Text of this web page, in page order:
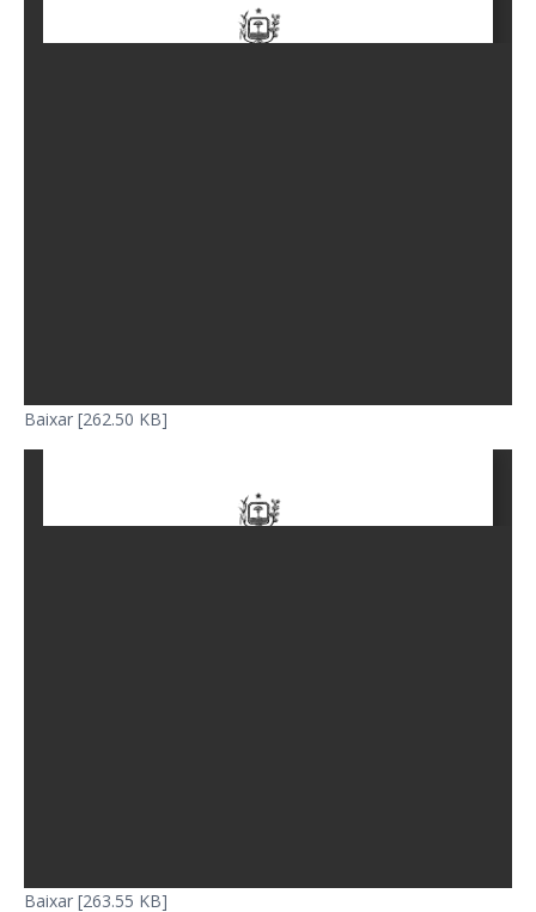
Baixar [262.50 KB]
Baixar [263.55 KB]